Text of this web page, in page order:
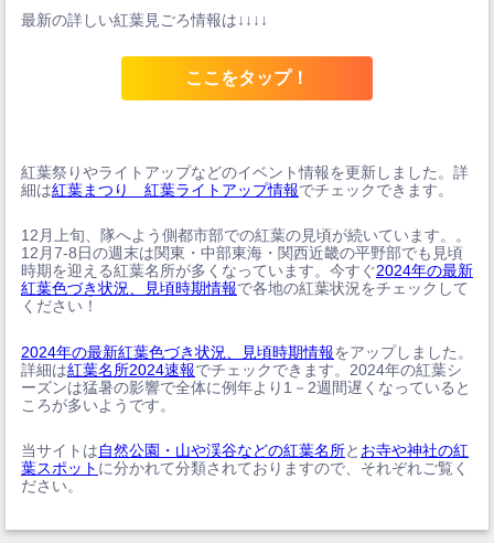
最新の詳しい紅葉見ごろ情報は↓↓↓↓
ここをタップ！
紅葉祭りやライトアップなどのイベント情報を更新しました。詳
細は紅葉まつり 紅葉ライトアップ情報でチェックできます。
12月上旬、隊へよう側都市部での紅葉の見頃が続いています。。
12月7-8日の週末は関東・中部東海・関西近畿の平野部でも見頃
時期を迎える紅葉名所が多くなっています。今すぐ2024年の最新
紅葉色づき状況、見頃時期情報で各地の紅葉状況をチェックして
ください！
2024年の最新紅葉色づき状況、見頃時期情報をアップしました。
詳細は紅葉名所2024速報でチェックできます。2024年の紅葉シ
ーズンは猛暑の影響で全体に例年より1－2週間遅くなっていると
ころが多いようです。
当サイトは自然公園・山や渓谷などの紅葉名所と お寺や神社の紅
葉スポット に分かれて分類されておりますので、それぞれご覧く
ださい。